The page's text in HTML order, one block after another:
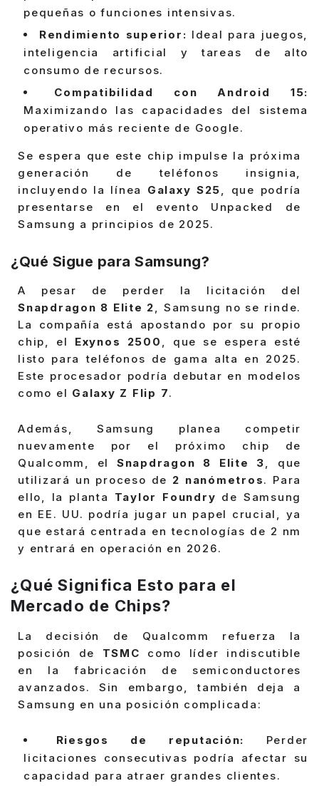
pequeñas o funciones intensivas.
Rendimiento superior: Ideal para juegos,
inteligencia artificial y tareas de alto
consumo de recursos.
Compatibilidad con Android 15:
Maximizando las capacidades del sistema
operativo más reciente de Google.
Se espera que este chip impulse la próxima
generación de teléfonos insignia,
incluyendo la línea Galaxy S25, que podría
presentarse en el evento Unpacked de
Samsung a principios de 2025.
¿Qué Sigue para Samsung?
A pesar de perder la licitación del
Snapdragon 8 Elite 2, Samsung no se rinde.
La compañía está apostando por su propio
chip, el Exynos 2500 , que se espera esté
listo para teléfonos de gama alta en 2025.
Este procesador podría debutar en modelos
como el Galaxy Z Flip 7.
Además, Samsung planea competir
nuevamente por el próximo chip de
Qualcomm, el Snapdragon 8 Elite 3
, que
utilizará un proceso de 2 nanómetros. Para
ello, la planta Taylor Foundry de Samsung
en EE. UU. podría jugar un papel crucial, ya
que estará centrada en tecnologías de 2 nm
y entrará en operación en 2026.
¿Qué Significa Esto para el
Mercado de Chips?
La decisión de Qualcomm refuerza la
posición de TSMC como líder indiscutible
en la fabricación de semiconductores
avanzados. Sin embargo, también deja a
Samsung en una posición complicada:
Riesgos de reputación:
Perder
licitaciones consecutivas podría afectar su
capacidad para atraer grandes clientes.